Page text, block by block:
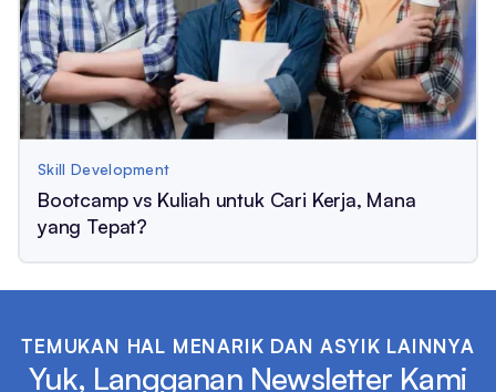
Skill Development
Bootcamp vs Kuliah untuk Cari Kerja, Mana
yang Tepat?
TEMUKAN HAL MENARIK DAN ASYIK LAINNYA
Yuk, Langganan Newsletter Kami